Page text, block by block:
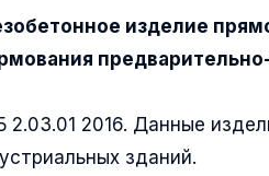
изделие
2.03.01 2016. Данные
зданий.